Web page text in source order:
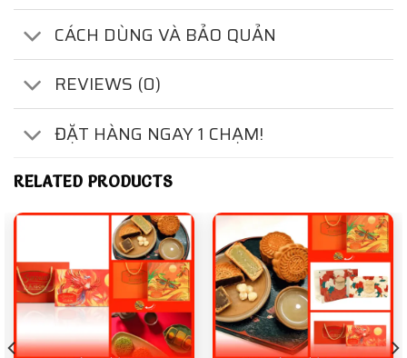
CÁCH DÙNG VÀ BẢO QUẢN
REVIEWS (0)
ĐẶT HÀNG NGAY 1 CHẠM!
RELATED PRODUCTS